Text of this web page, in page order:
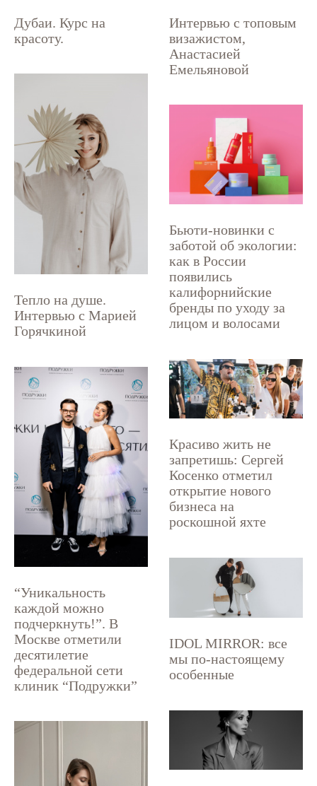
Дубаи. Курс на
красоту.
Интервью с топовым
визажистом,
Анастасией
Емельяновой
Тепло на душе.
Интервью с Марией
Горячкиной
Бьюти-новинки с
заботой об экологии:
как в России
появились
калифорнийские
бренды по уходу за
лицом и волосами
Красиво жить не
запретишь: Сергей
Косенко отметил
открытие нового
бизнеса на
роскошной яхте
“Уникальность
каждой можно
подчеркнуть!”. В
Москве отметили
десятилетие
федеральной сети
клиник “Подружки”
IDOL MIRROR: все
мы по-настоящему
особенные